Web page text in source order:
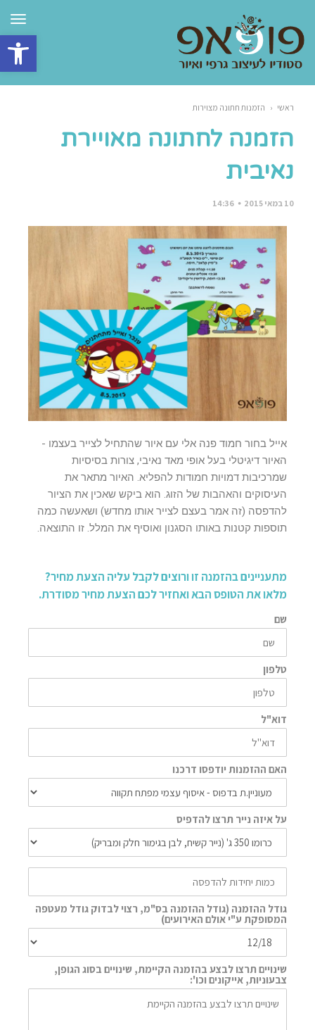
פתח
ראשי ‹ הזמנות חתונה מצוירות
הזמנה לחתונה מאויירת
נאיבית
10 במאי 2015 14:36
אייל בחור חמוד פנה אלי עם איור שהתחיל לצייר בעצמו -
האיור דיגיטלי בעל אופי מאד נאיבי, צורות בסיסיות
שמרכיבות דמויות חמודות להפליא. האיור מתאר את
העיסוקים והאהבות של הזוג. הוא ביקש שאכין את הציור
להדפסה (זה אמר בעצם לצייר אותו מחדש) ושאעשה כמה
תוספות קטנות באותו הסגנון ואוסיף את המלל. זו התוצאה.
מתעניינים בהזמנה זו ורוצים לקבל עליה הצעת מחיר?
מלאו את הטופס הבא ואחזיר לכם הצעת מחיר מסודרת.
שם
טלפון
דוא"ל
האם ההזמנות יודפסו דרכנו
על איזה נייר תרצו להדפיס
גודל ההזמנה (גודל ההזמנה בס"מ, רצוי לבדוק גודל מעטפה
המסופקת ע"י אולם האירועים)
שינויים תרצו לבצע בהזמנה הקיימת, שינויים בסוג הגופן,
צבעוניות, אייקונים וכו':